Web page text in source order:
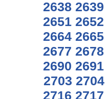
2638 2639
2651 2652
2664 2665
2677 2678
2690 2691
2703 2704
2716 2717